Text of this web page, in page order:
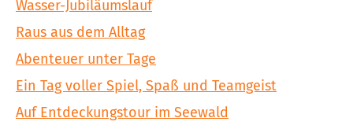
Wasser-Jubiläumslauf
Raus aus dem Alltag
Abenteuer unter Tage
Ein Tag voller Spiel, Spaß und Teamgeist
Auf Entdeckungstour im Seewald